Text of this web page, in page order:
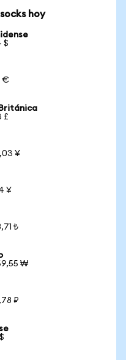
hoy
$
€
£
¥
¥
₺
₩
₽